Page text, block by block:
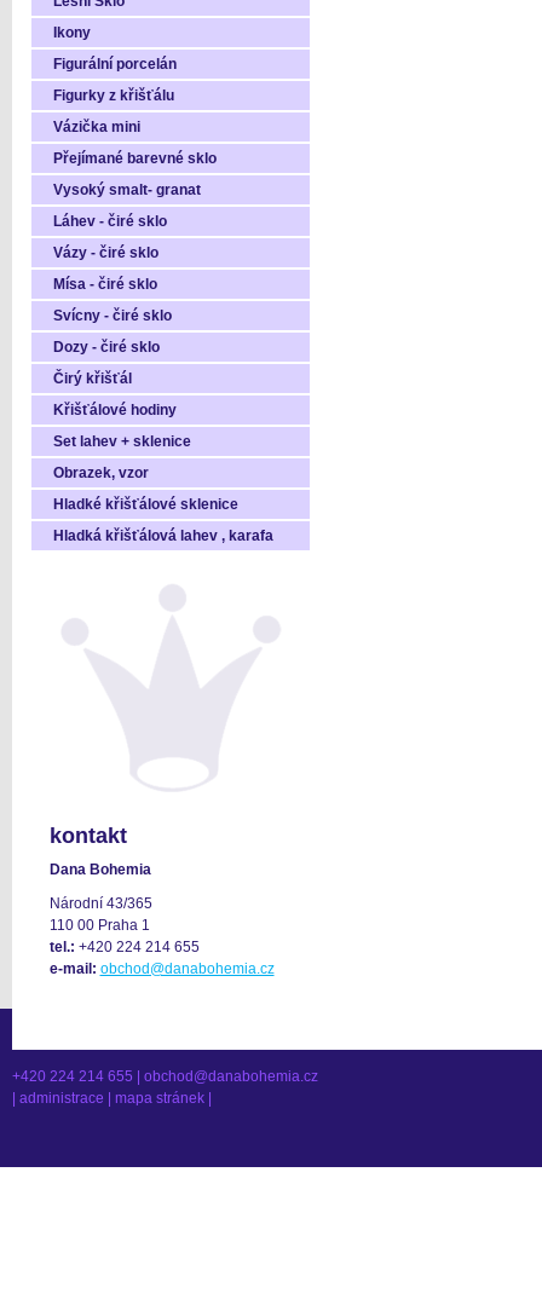
Ikony
Figurální porcelán
Figurky z křišťálu
Vázička mini
Přejímané barevné sklo
Vysoký smalt- granat
Láhev - čiré sklo
Vázy - čiré sklo
Mísa - čiré sklo
Svícny - čiré sklo
Dozy - čiré sklo
Čirý křišťál
Křišťálové hodiny
Set lahev + sklenice
Obrazek, vzor
Hladké křišťálové sklenice
Hladká křišťálová lahev , karafa
kontakt
Dana Bohemia
Národní 43/365
110 00 Praha 1
tel.: +420 224 214 655
e-mail: obchod@danabohemia.cz
+420 224 214 655 | obchod@danabohemia.cz
administrace mapa stránek|